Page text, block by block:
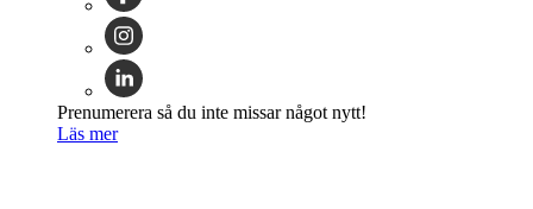
Prenumerera så du inte missar något nytt!
Läs mer